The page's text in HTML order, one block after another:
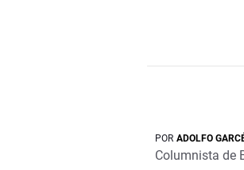
POR ADOLFO
Columnista de